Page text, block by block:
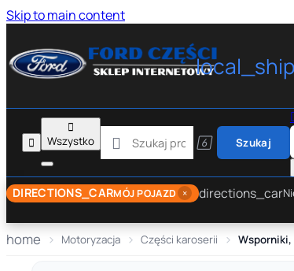
Skip to main content


Wszystko
  Szukaj
DIRECTIONS_CARMÓJ POJAZD × directions_car
home Motoryzacja Części karoserii